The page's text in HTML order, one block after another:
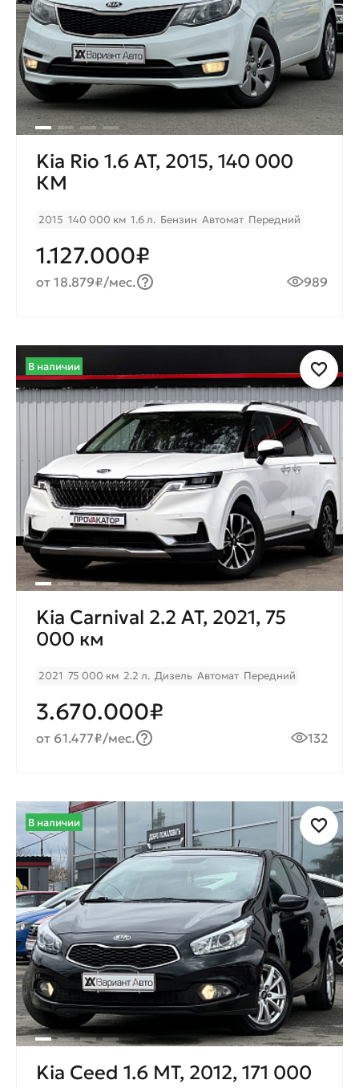
Kia Rio 1.6 AT, 2015, 140 000
КМ
2015 140 000 км 1.6 л. Бензин Автомат Передний
1.127.000₽
от 18.879₽/мес. 989
В наличии
Kia Carnival 2.2 AT, 2021, 75
000 км
2021 75 000 км 2.2 л. Дизель Автомат Передний
3.670.000₽
от 61.477₽/мес. 132
В наличии
Kia Ceed 1.6 MT, 2012, 171 000